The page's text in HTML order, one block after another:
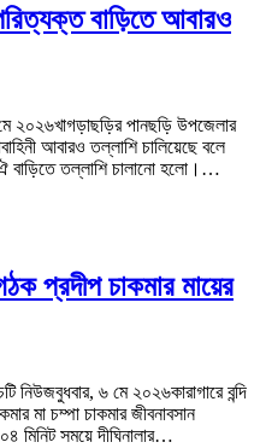
বাড়িতে আবারও
২০২৬খাগড়াছড়ির পানছড়ি উপজেলার
আবারও তল্লাশি চালিয়েছে বলে
তল্লাশি চালানো হলো। …
প্রদীপ চাকমার মায়ের
নিউজবুধবার, ৬ মে ২০২৬কারাগারে বন্দি
মা চম্পা চাকমার জীবনাবসান
সময়ে দীঘিনালার…